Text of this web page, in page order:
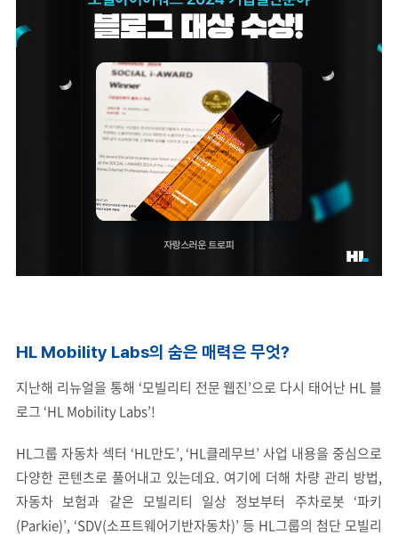
HL Mobility Labs의 숨은 매력은 무엇?
지난해 리뉴얼을 통해 ‘모빌리티 전문 웹진’으로 다시 태어난 HL 블
로그 ‘HL Mobility Labs’!
HL그룹 자동차 섹터 ‘HL만도’, ‘HL클레무브’ 사업 내용을 중심으로
다양한 콘텐츠로 풀어내고 있는데요. 여기에 더해 차량 관리 방법,
자동차 보험과 같은 모빌리티 일상 정보부터 주차로봇 ‘파키
(Parkie)’, ‘SDV(소프트웨어기반자동차)’ 등 HL그룹의 첨단 모빌리